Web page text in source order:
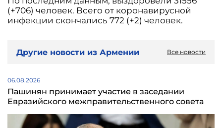
(+706) человек. Всего от коронавирусной
инфекции скончались 772 (+2) человек.
Другие новости из Армении Все новости
06.08.2026
Пашинян принимает участие в заседании
Евразийского межправительственного совета